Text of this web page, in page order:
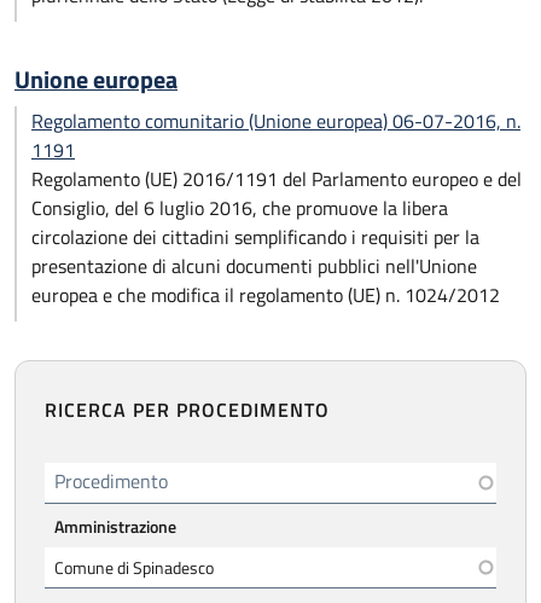
Unione europea
Regolamento comunitario (Unione europea) 06-07-2016, n.
1191
Regolamento (UE) 2016/1191 del Parlamento europeo e del
Consiglio, del 6 luglio 2016, che promuove la libera
circolazione dei cittadini semplificando i requisiti per la
presentazione di alcuni documenti pubblici nell'Unione
europea e che modifica il regolamento (UE) n. 1024/2012
RICERCA PER PROCEDIMENTO
Procedimento
Amministrazione